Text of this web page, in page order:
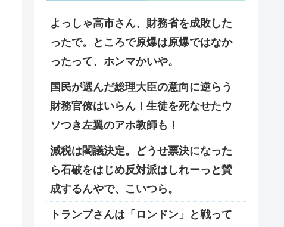
よっしゃ高市さん、財務省を成敗した
ったで。ところで原爆は原爆ではなか
ったって、ホンマかいや。
国民が選んだ総理大臣の意向に逆らう
財務官僚はいらん！生徒を死なせたウ
ソつき左翼のアホ教師も！
減税は閣議決定。どうせ票決になった
ら石破をはじめ反対派はしれーっと賛
成するんやで、こいつら。
トランプさんは「ロンドン」と戦って